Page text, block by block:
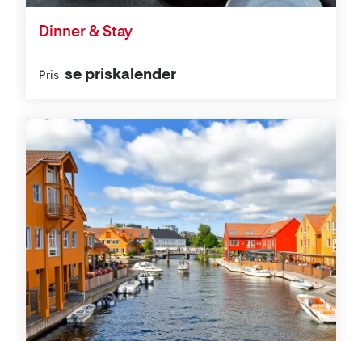
Dinner & Stay
Pris se priskalender
Aktiviteter